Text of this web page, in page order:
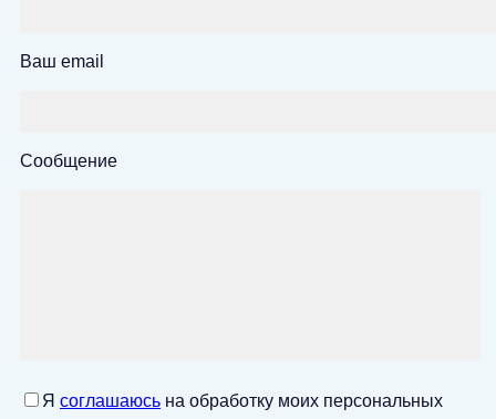
Ваш email
Сообщение
Я соглашаюсь на обработку моих персональных